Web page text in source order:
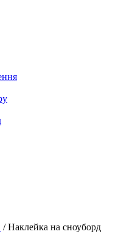
/ Наклейка на сноуборд